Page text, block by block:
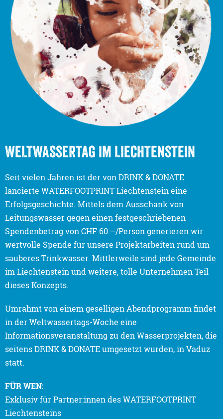
WELTWASSERTAG IM LIECHTENSTEIN
Seit vielen Jahren ist der von DRINK & DONATE
lancierte WATERFOOTPRINT Liechtenstein eine
Erfolgsgeschichte. Mittels dem Ausschank von
Leitungswasser gegen einen festgeschriebenen
Spendenbetrag von CHF 60.–/Person generieren wir
wertvolle Spende für unsere Projektarbeiten rund um
sauberes Trinkwasser. Mittlerweile sind jede Gemeinde
im Liechtenstein und weitere, tolle Unternehmen Teil
dieses Konzepts.
Umrahmt von einem geselligen Abendprogramm findet
in der Weltwassertags-Woche eine
Informationsveranstaltung zu den Wasserprojekten, die
seitens DRINK & DONATE umgesetzt wurden, in Vaduz
statt.
FÜR WEN:
Exklusiv für Partner:innen des WATERFOOTPRINT
Liechtensteins